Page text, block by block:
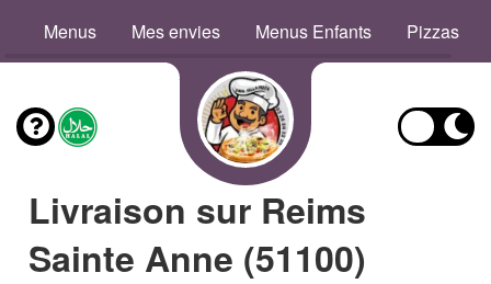
Menus Mes envies Menus Enfants Pizzas
Livraison sur Reims
Sainte Anne (51100)